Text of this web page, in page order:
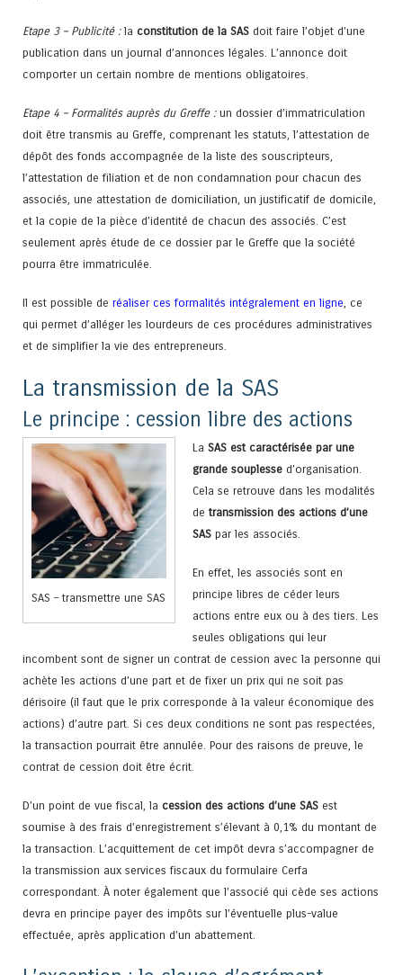
Etape 3 – Publicité :la constitution de la SAS doit faire l’objet d’une
publication dans un journal d’annonces légales. L’annonce doit
comporter un certain nombre de mentions obligatoires.
Etape 4 – Formalités auprès du Greffe :un dossier d’immatriculation
doit être transmis au Greffe, comprenant les statuts, l’attestation de
dépôt des fonds accompagnée de la liste des souscripteurs,
l’attestation de filiation et de non condamnation pour chacun des
associés, une attestation de domiciliation, un justificatif de domicile,
et la copie de la pièce d’identité de chacun des associés. C’est
seulement après étude de ce dossier par le Greffe que la société
pourra être immatriculée.
Il est possible de réaliser ces formalités intégralement en ligne, ce
qui permet d’alléger les lourdeurs de ces procédures administratives
et de simplifier la vie des entrepreneurs.
La transmission de la SAS
Le principe : cession libre des actions
SAS – transmettre une SAS
LaSAS est caractérisée par une
grande souplesse d’organisation.
Cela se retrouve dans les modalités
detransmission des actions d’une
SAS par les associés.
En effet, les associés sont en
principe libres de céder leurs
actions entre eux ou à des tiers. Les
seules obligations qui leur
incombent sont de signer un contrat de cession avec la personne qui
achète les actions d’une part et de fixer un prix qui ne soit pas
dérisoire (il faut que le prix corresponde à la valeur économique des
actions) d’autre part. Si ces deux conditions ne sont pas respectées,
la transaction pourrait être annulée. Pour des raisons de preuve, le
contrat de cession doit être écrit.
D’un point de vue fiscal, la cession des actions d’une SAS est
soumise à des frais d’enregistrement s’élevant à 0,1% du montant de
la transaction. L’acquittement de cet impôt devra s’accompagner de
la transmission aux services fiscaux du formulaire Cerfa
correspondant. À noter également que l’associé qui cède ses actions
devra en principe payer des impôts sur l’éventuelle plus-value
effectuée, après application d’un abattement.